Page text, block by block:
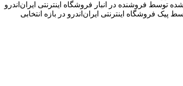
فروشنده در انبار فروشگاه اینترنتی ایران‌اندرو
فروشگاه اینترنتی ایران‌اندرو در بازه انتخابی